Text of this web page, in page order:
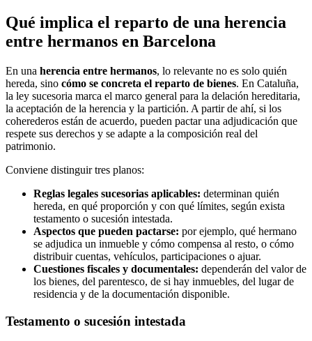
Qué implica el reparto de una herencia
entre hermanos en Barcelona
En una herencia entre hermanos, lo relevante no es solo quién
hereda, sino cómo se concreta el reparto de bienes. En Cataluña,
la ley sucesoria marca el marco general para la delación hereditaria,
la aceptación de la herencia y la partición. A partir de ahí, si los
coherederos están de acuerdo, pueden pactar una adjudicación que
respete sus derechos y se adapte a la composición real del
patrimonio.
Conviene distinguir tres planos:
Reglas legales sucesorias aplicables: determinan quién
hereda, en qué proporción y con qué límites, según exista
testamento o sucesión intestada.
Aspectos que pueden pactarse: por ejemplo, qué hermano
se adjudica un inmueble y cómo compensa al resto, o cómo
distribuir cuentas, vehículos, participaciones o ajuar.
Cuestiones fiscales y documentales: dependerán del valor de
los bienes, del parentesco, de si hay inmuebles, del lugar de
residencia y de la documentación disponible.
Testamento o sucesión intestada